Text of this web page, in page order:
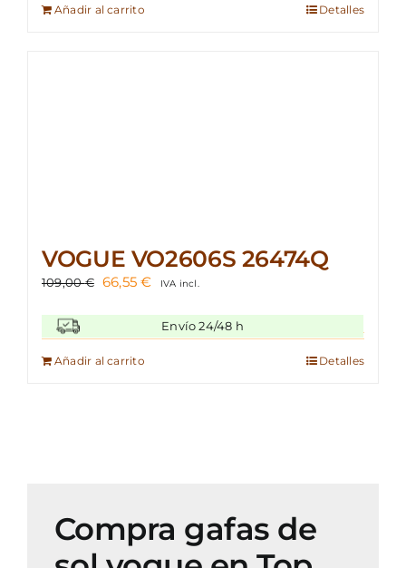
109,00 €.
Añadir al carrito Detalles
VOGUE VO2606S 26474Q
109,00€ El
era:
109,00 €.
66,55€El
actual
es:
IVA incl.
Envío 24/48 h
Añadir al carrito Detalles
Compra gafas de